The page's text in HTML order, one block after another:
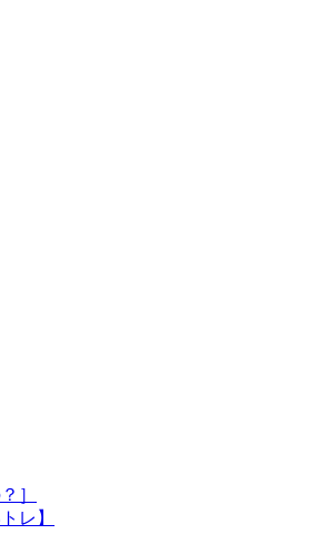
］
レ】